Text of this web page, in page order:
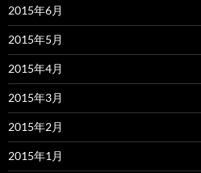
2015年6月
2015年5月
2015年4月
2015年3月
2015年2月
2015年1月